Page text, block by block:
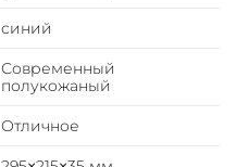
синий
Современный
полукожаный
Отличное